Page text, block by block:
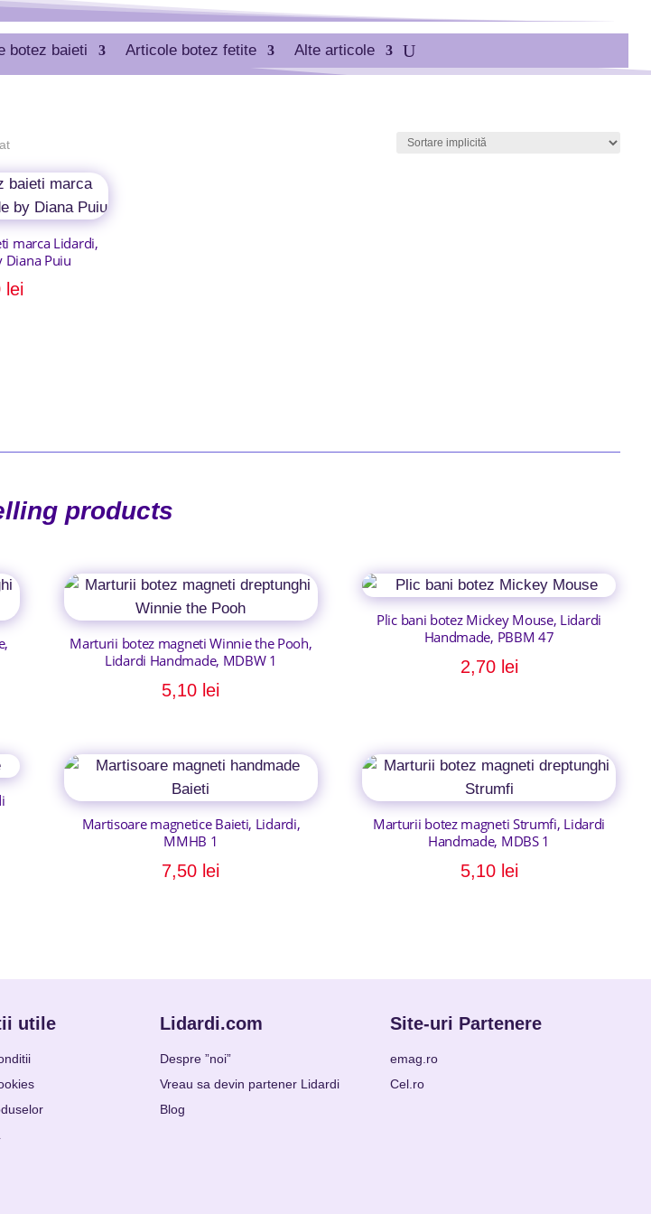

botez baieti Articole botez fetite Alte articole
marca Lidardi,
Diana Puiu
lei
products
Marturii botez magneti Winnie the Pooh,
Lidardi Handmade, MDBW 1
5,10 lei
Plic bani botez Mickey Mouse, Lidardi
Handmade, PBBM 47
2,70 lei
Martisoare magnetice Baieti, Lidardi,
MMHB 1
7,50 lei
Marturii botez magneti Strumfi, Lidardi
Handmade, MDBS 1
5,10 lei
utile Lidardi.com
Despre ”noi”
Vreau sa devin partener Lidardi
Blog
Site-uri Partenere
emag.ro
Cel.ro